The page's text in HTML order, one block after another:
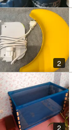
2
2